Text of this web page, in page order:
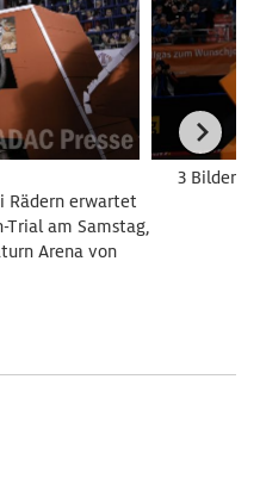
Rädern erwartet
Trial am Samstag,
Arena von
3 Bilder